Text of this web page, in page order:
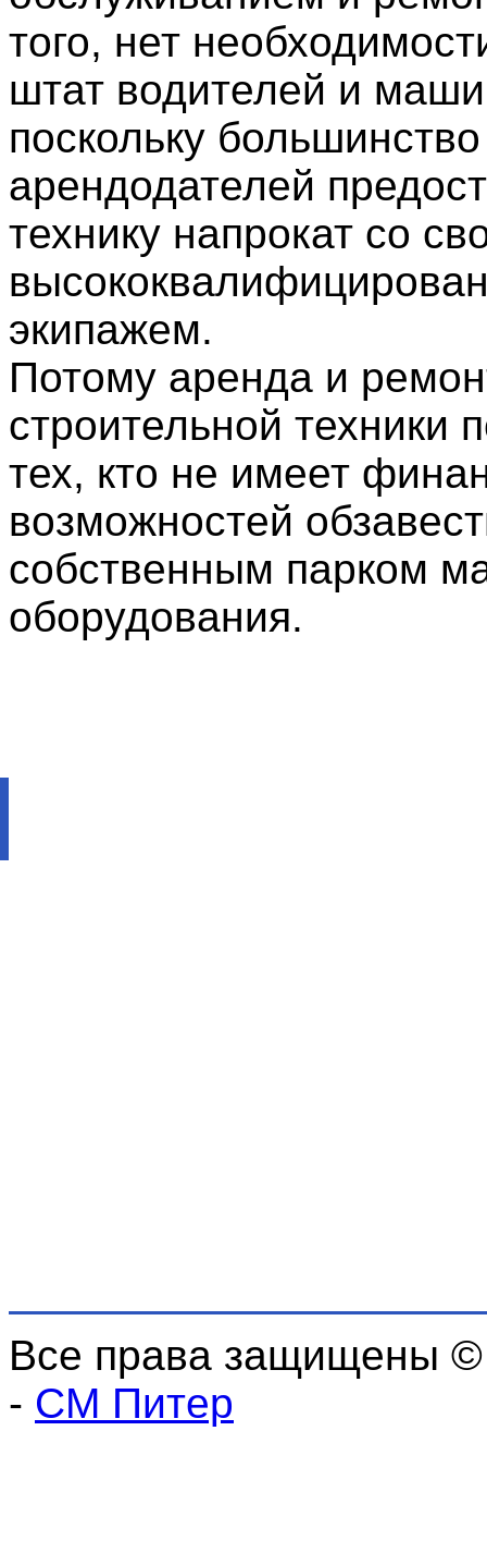
того, нет
штат водителей и
поскольку большинство
арендодателей
технику напрокат со
экипажем.
Потому аренда и
строительной техники
тех, кто не имеет
возможностей
собственным парком
оборудования.
Все права защищены
- СМ Питер